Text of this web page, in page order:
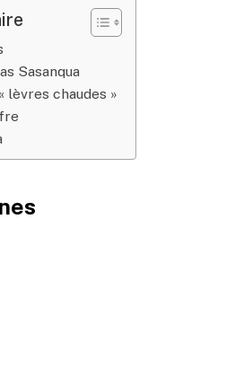
Sasanqua
lèvres chaudes »